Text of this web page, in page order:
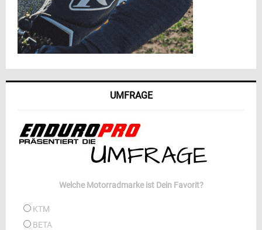
UMFRAGE
Welche Motorradmarke ist Dein Favorit?
KTM
BETA